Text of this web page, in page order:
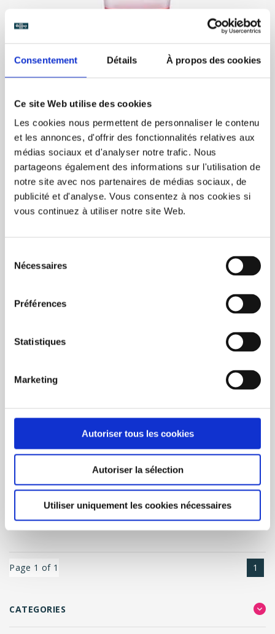
Consentement Détails À propos des cookies
Ce site Web utilise des cookies
Les cookies nous permettent de personnaliser le contenu
et les annonces, d'offrir des fonctionnalités relatives aux
médias sociaux et d'analyser notre trafic. Nous
partageons également des informations sur l'utilisation de
notre site avec nos partenaires de médias sociaux, de
publicité et d'analyse. Vous consentez à nos cookies si
vous continuez à utiliser notre site Web.
Nécessaires
Préférences
Statistiques
Marketing
Autoriser tous les cookies
Autoriser la sélection
Utiliser uniquement les cookies nécessaires
BUY NOW
Eco12 Blanks (4oz) 300/box
C$150.00
Eco12 (4oz) 300/box
C$317.00
Page 1 of 1 1
CATEGORIES